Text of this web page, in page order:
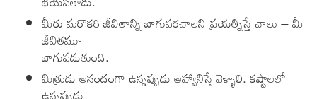
మీరు మరొకరి జీవితాన్ని బాగుపరచాలని ప్రయత్నిస్తే చాలు – మీ
జీవితమూ
బాగుపడుతుంది.
మిత్రుడు ఆనందంగా ఉన్నప్పుడు ఆహ్వానిస్తే వెళ్ళాలి. కష్టాలలో